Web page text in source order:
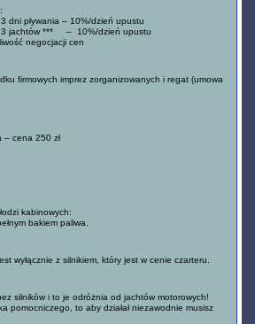
dni pływania – 10%/dzień upustu
3 jachtów *** – 10%/dzień upustu
negocjacji cen
firmowych imprez zorganizowanych i regat (umowa
– cena 250 zł
kabinowych:
bakiem paliwa.
wyłącznie z silnikiem, który jest w cenie czarteru.
silników i to je odróżnia od jachtów motorowych!
pomocniczego, to aby działał niezawodnie musisz